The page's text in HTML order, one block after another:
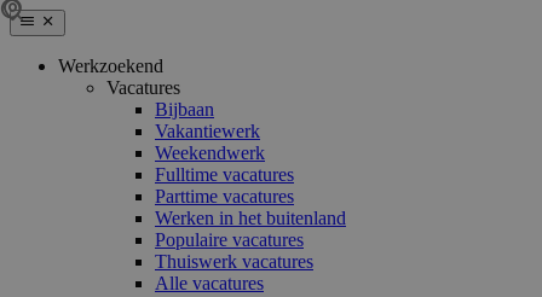
Werkzoekend
Vacatures
Bijbaan
Vakantiewerk
Weekendwerk
Fulltime vacatures
Parttime vacatures
Werken in het buitenland
Populaire vacatures
Thuiswerk vacatures
Alle vacatures